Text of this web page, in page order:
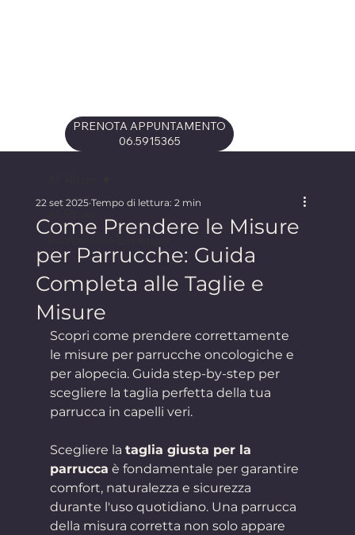
PRENOTA APPUNTAMENTO
06.5915365
Come Prendere le Misure
per Parrucche: Guida
Completa alle Taglie e
Misure
22 set 2025 Tempo di lettura: 2 min
Scopri come prendere correttamente
le misure per parrucche oncologiche e
per alopecia. Guida step-by-step per
scegliere la taglia perfetta della tua
parrucca in capelli veri.
Scegliere la taglia giusta per la
parrucca è fondamentale per garantire
comfort, naturalezza e sicurezza
durante l'uso quotidiano. Una parrucca
della misura corretta non solo appare